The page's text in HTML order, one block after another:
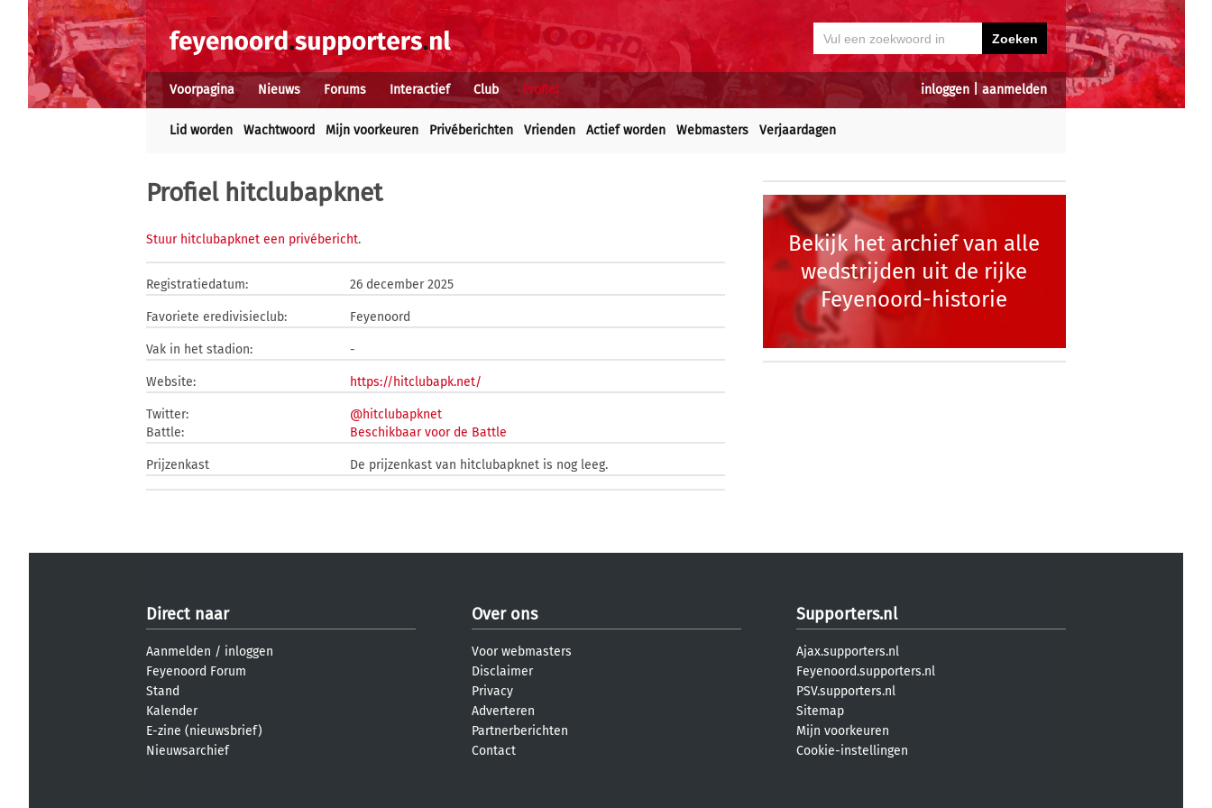
inloggen aanmelden
Voorpagina Nieuws Forums Interactief Club Profiel
Lid worden Wachtwoord Mijn voorkeuren Privéberichten Vrienden Actief worden Webmasters Verjaardagen
Profiel hitclubapknet
Stuur hitclubapknet een privébericht.
Registratiedatum: 26 december 2025
Favoriete eredivisieclub: Feyenoord
Vak in het stadion: -
Website: https://hitclubapk.net/
Twitter:
@hitclubapknet
Battle:
Beschikbaar voor de Battle
Prijzenkast De prijzenkast van hitclubapknet is nog leeg.
Bekijk het archief van alle
wedstrijden uit de rijke
Feyenoord-historie
Direct naar
Aanmelden / inloggen
Feyenoord Forum
Stand
Kalender
E-zine (nieuwsbrief)
Nieuwsarchief
Over ons
Voor webmasters
Disclaimer
Privacy
Adverteren
Partnerberichten
Contact
Supporters.nl
Ajax.supporters.nl
Feyenoord.supporters.nl
PSV.supporters.nl
Sitemap
Mijn voorkeuren
Cookie-instellingen